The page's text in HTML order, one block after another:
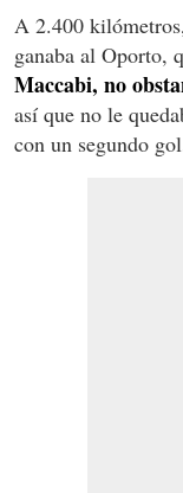
A 2.400
ganaba al Oporto,
Maccabi, no
así que no le
con un segundo